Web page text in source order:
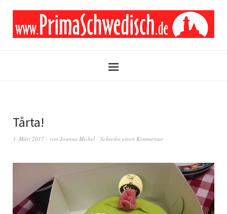
Tårta!
3. März 2017 von Joanna Michel Schreibe einen Kommentar